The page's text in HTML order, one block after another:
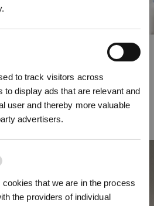
to track visitors across
to display ads that are relevant and
user and thereby more valuable
advertisers.
that we are in the process
the providers of individual
à portée de main avec
ECOVACS HOME
d'une nouvelle télécommande
déplacements dans quatre directions et
grâce à notre application ECOVACS
3000 points pour obtenir une réduction de 30
le paiement dépasse 1000 €.